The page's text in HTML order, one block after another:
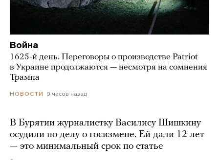
Война
1625-й день. Переговоры о производстве Patriot
в Украине продолжаются — несмотря на сомнения
Трампа
НОВОСТИ 9 часов назад
В Бурятии журналистку Василису Шишкину
осудили по делу о госизмене. Ей дали 12 лет
— это минимальный срок по статье